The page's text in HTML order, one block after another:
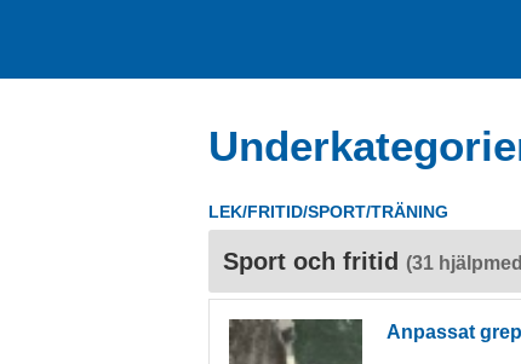
LEK/FRITID/SPORT/TRÄNING
Sport och fritid (31
Anpassat